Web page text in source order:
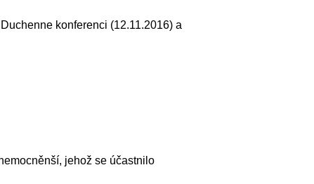
konferenci (12.11.2016) a
jehož se účastnilo